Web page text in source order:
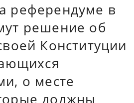
референдуме в
решение об
Конституции
о месте
должны